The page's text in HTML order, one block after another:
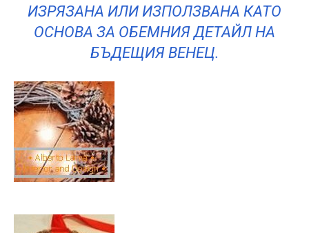
ИЗРЯЗАНА ИЛИ ИЗПОЛЗВАНА КАТО
ОСНОВА ЗА ОБЕМНИЯ ДЕТАЙЛ НА
БЪДЕЩИЯ ВЕНЕЦ.